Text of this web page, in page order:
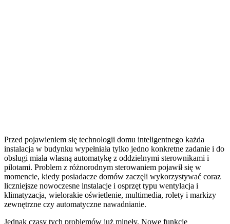
Przed pojawieniem się technologii domu inteligentnego każda
instalacja w budynku wypełniała tylko jedno konkretne zadanie i do
obsługi miała własną automatykę z oddzielnymi sterownikami i
pilotami. Problem z różnorodnym sterowaniem pojawił się w
momencie, kiedy posiadacze domów zaczęli wykorzystywać coraz
liczniejsze nowoczesne instalacje i osprzęt typu wentylacja i
klimatyzacja, wielorakie oświetlenie, multimedia, rolety i markizy
zewnętrzne czy automatyczne nawadnianie.
Jednak czasy tych problemów już minęły. Nowe funkcje